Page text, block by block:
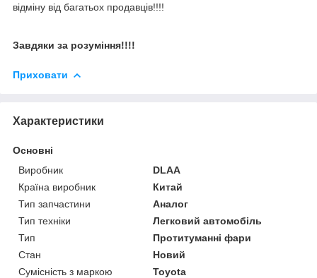
відміну від багатьох продавців!!!!
Завдяки за розуміння!!!!
Приховати
Характеристики
Основні
Виробник
DLAA
Країна виробник
Китай
Тип запчастини
Аналог
Тип техніки
Легковий автомобіль
Тип
Протитуманні фари
Стан
Новий
Сумісність з маркою
Toyota